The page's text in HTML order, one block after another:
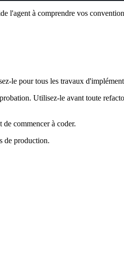
l'agent à comprendre vos
le pour tous les travaux
Utilisez-le avant toute
commencer à coder.
de production.